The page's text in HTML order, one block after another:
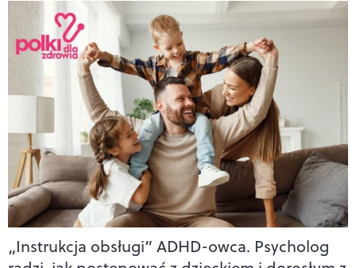
„Instrukcja obsługi” ADHD-owca. Psycholog